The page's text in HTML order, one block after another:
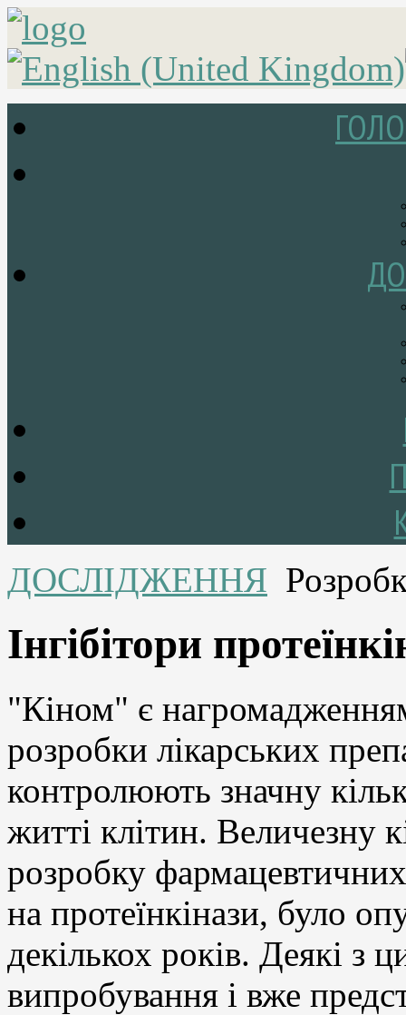
ДОСЛІДЖЕННЯ
Інгібітори
"Кіном" є
розробки лікарських
контролюють значну
житті клітин. Величезну
розробку
на протеїнкінази, було
декількох років. Деякі з
випробування і вже